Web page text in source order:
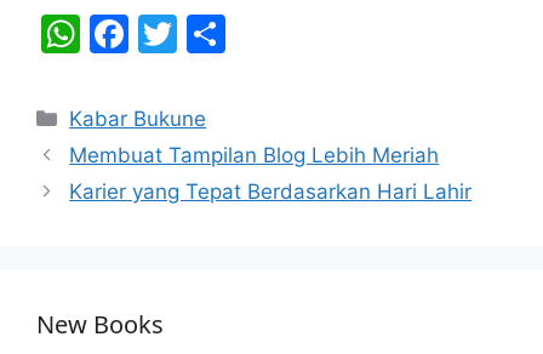
W
at
s
A
F
c
e
b
k
T
itt
er e
Categories
Kabar Bukune
Membuat Tampilan Blog Lebih Meriah
Karier yang Tepat Berdasarkan Hari Lahir
New Books